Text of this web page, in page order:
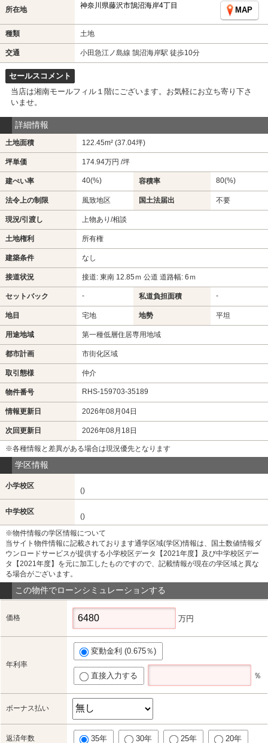
所在地 神奈川県藤沢市鵠沼海岸4丁目
MAP
種類 土地
交通 小田急江ノ島線 鵠沼海岸駅 徒歩10分
セールスコメント
当店は湘南モールフィル１階にございます。お気軽にお立ち寄り下さ
いませ。
詳細情報
土地面積 122.45m² (37.04坪)
坪単価 174.94万円 /坪
建ぺい率 40(%) 容積率 80(%)
法令上の制限 風致地区 国土法届出 不要
現況/引渡し 上物あり/相談
土地権利 所有権
建築条件 なし
接道状況 接道: 東南 12.85ｍ 公道 道路幅: 6ｍ
セットバック - 私道負担面積 -
地目 宅地 地勢 平坦
用途地域 第一種低層住居専用地域
都市計画 市街化区域
取引態様 仲介
物件番号 RHS-159703-35189
情報更新日 2026年08月04日
次回更新日 2026年08月18日
※各種情報と差異がある場合は現況優先となります
学区情報
小学校区
()
中学校区
()
※物件情報の学区情報について
当サイト物件情報に記載されております通学区域(学区)情報は、国土数値情報ダ
ウンロードサービスが提供する小学校区データ【2021年度】及び中学校区デー
タ【2021年度】を元に加工したものですので、記載情報が現在の学区域と異な
る場合がございます。
この物件でローンシミュレーションする
価格 万円
年利率
変動金利 (0.675％)
直接入力する ％
ボーナス払い
返済年数 35年 30年 25年 20年